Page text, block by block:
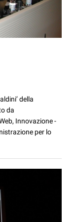
della
da
Innovazione -
per lo